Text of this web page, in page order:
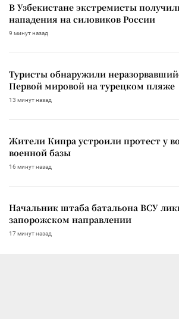
В Узбекистане экстремисты
нападения на силовиков России
9 минут назад
Туристы обнаружили
Первой мировой на турецком пляже
13 минут назад
Жители Кипра устроили протест у
военной базы
16 минут назад
Начальник штаба батальона ВСУ
запорожском направлении
17 минут назад